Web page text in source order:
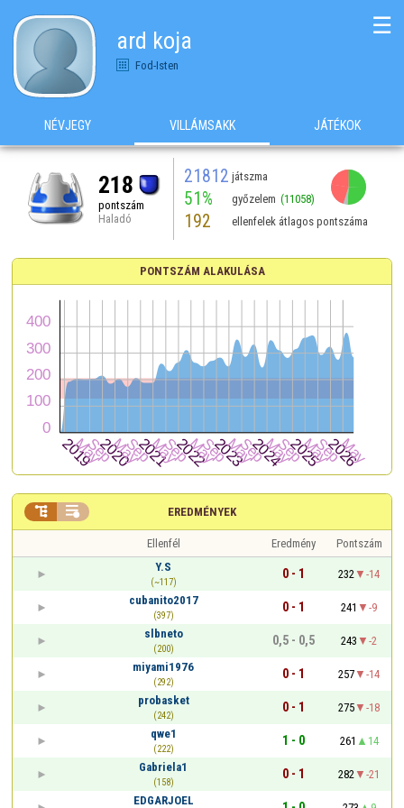
ard koja
Fod-Isten
☰
NÉVJEGY VILLÁMSAKK JÁTÉKOK
218
pontszám
Haladó
21812 játszma
51% győzelem (11058)
192 ellenfelek átlagos pontszáma
PONTSZÁM ALAKULÁSA
EREDMÉNYEK
 
Ellenfél Eredmény
Pontszám
Y.S
(~117)
0 - 1 232
-14
cubanito2017
(397)
0 - 1 241
-9
slbneto
(200)
0,5 - 0,5 243
-2
miyami1976
(292)
0 - 1 257
-14
probasket
(242)
0 - 1 275
-18
qwe1
(222)
1 - 0 261
14
Gabriela1
(158)
0 - 1 282
-21
EDGARJOEL